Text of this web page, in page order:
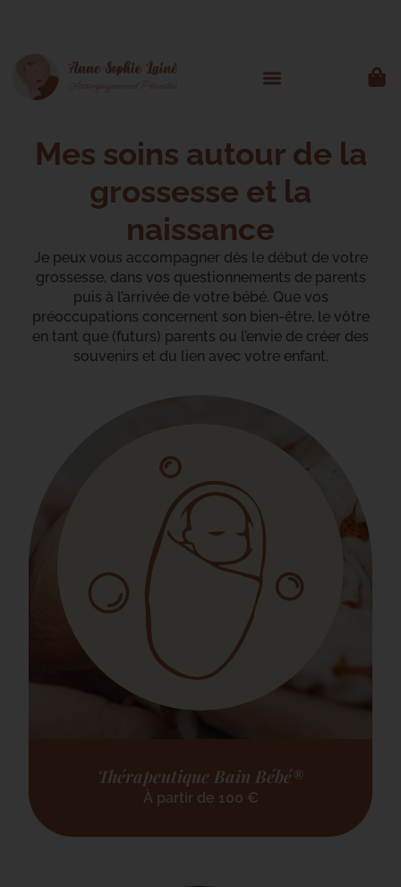
Mes soins autour de la
grossesse et la
naissance
Je peux vous accompagner dès le début de votre
grossesse, dans vos questionnements de parents
puis à l’arrivée de votre bébé. Que vos
préoccupations concernent son bien-être, le vôtre
en tant que (futurs) parents ou l’envie de créer des
souvenirs et du lien avec votre enfant.
Thérapeutique Bain Bébé®
À partir de 100 €